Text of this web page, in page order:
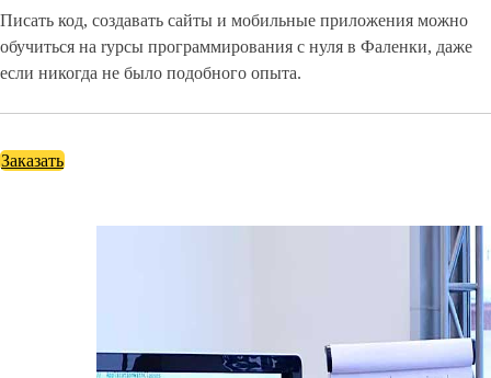
Писать код, создавать сайты и мобильные приложения можно
обучиться на rурсы программирования с нуля в Фаленки, даже
если никогда не было подобного опыта.
Заказать